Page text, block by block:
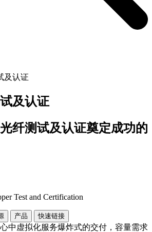
及认证
及认证
纤测试及认证奠定成功的
产品 快速链接
中虚拟化服务爆炸式的交付，容量需求